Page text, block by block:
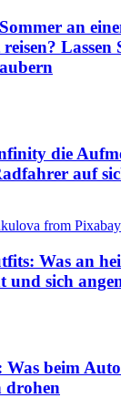
an
Lassen
die
auf
Was an
und sich
beim
drohen